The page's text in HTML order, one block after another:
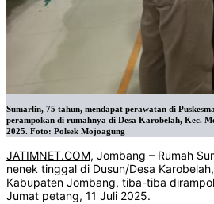
Sumarlin, 75 tahun, mendapat perawatan di
perampokan di rumahnya di Desa Karobelah, Kec.
2025. Foto: Polsek Mojoagung
JATIMNET.COM, Jombang – Rumah
nenek tinggal di Dusun/Desa
Kabupaten Jombang, tiba-tiba
Jumat petang, 11 Juli 2025.